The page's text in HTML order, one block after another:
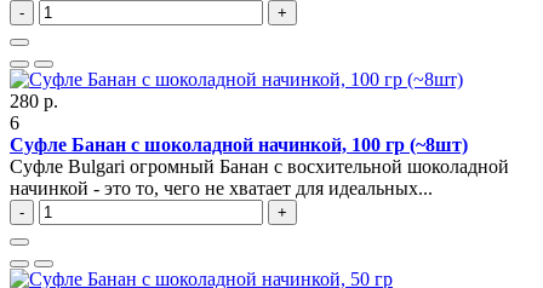
- +
280 р.
6
Суфле Банан с шоколадной начинкой, 100 гр (~8шт)
Суфле Bulgari огромный Банан с восхительной шоколадной
начинкой - это то, чего не хватает для идеальных...
- +